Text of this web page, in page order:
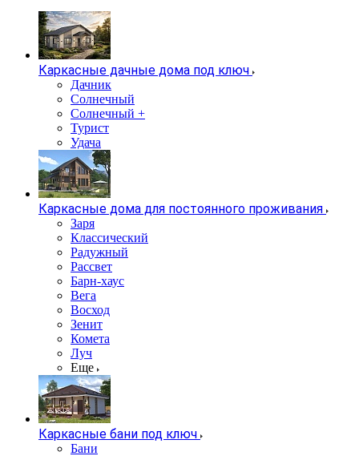
Каркасные дачные дома под ключ
Дачник
Солнечный
Солнечный +
Турист
Удача
Каркасные дома для постоянного проживания
Заря
Классический
Радужный
Рассвет
Барн-хаус
Вега
Восход
Зенит
Комета
Луч
Еще
Каркасные бани под ключ
Бани